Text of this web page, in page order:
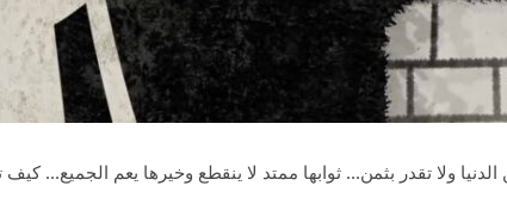
ولا تقدر بثمن… ثوابها ممتد لا ينقطع وخيرها يعم الجميع…